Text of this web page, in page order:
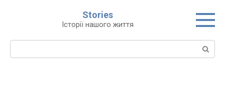
Stories
Історії нашого життя
Пошук: